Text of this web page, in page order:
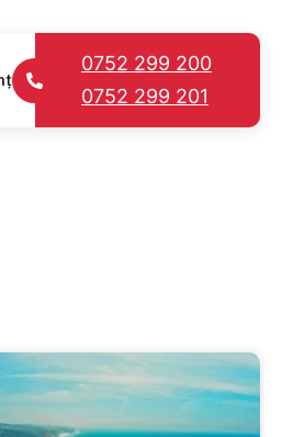
0752 299 200
0752 299 201